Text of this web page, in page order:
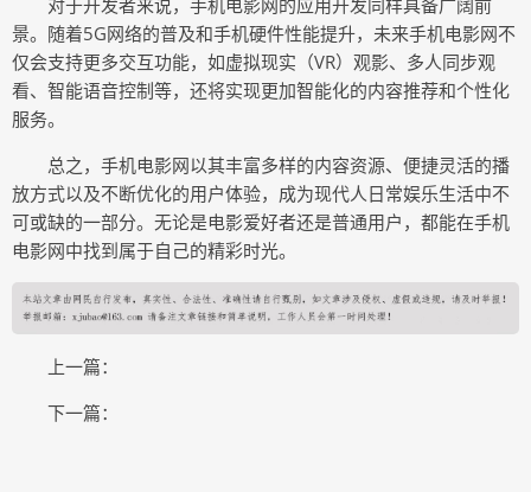
对于开发者来说，手机电影网的应用开发同样具备广阔前
景。随着5G网络的普及和手机硬件性能提升，未来手机电影网不
仅会支持更多交互功能，如虚拟现实（VR）观影、多人同步观
看、智能语音控制等，还将实现更加智能化的内容推荐和个性化
服务。
总之，手机电影网以其丰富多样的内容资源、便捷灵活的播
放方式以及不断优化的用户体验，成为现代人日常娱乐生活中不
可或缺的一部分。无论是电影爱好者还是普通用户，都能在手机
电影网中找到属于自己的精彩时光。
上一篇：
下一篇：